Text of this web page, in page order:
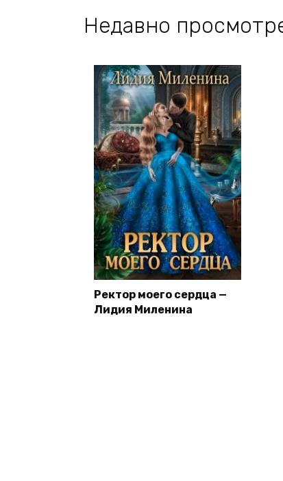
Недавно
Ректор моего сердца —
Лидия Миленина